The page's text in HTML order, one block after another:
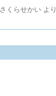
さくらせかい より